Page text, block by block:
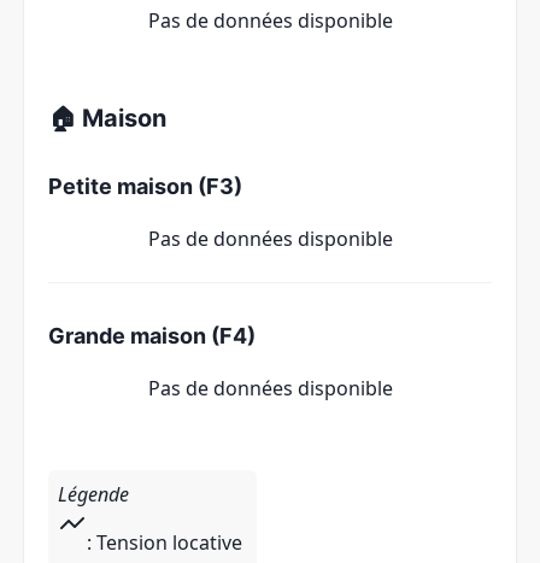
Pas de données disponible
🏠 Maison
Petite maison (F3)
Pas de données disponible
Grande maison (F4)
Pas de données disponible
Légende
: Tension locative